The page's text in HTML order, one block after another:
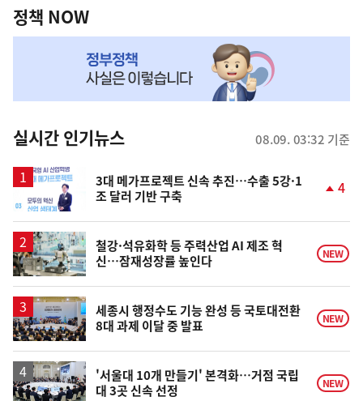
책
NOW,
뉴
스
정책 NOW
실시간 인기뉴스 08.09. 03:32 기준
3대 메가프로젝트 신속 추진…수출 5강·1
조 달러 기반 구축
상
승
4
철강·석유화학 등 주력산업 AI 제조 혁
신…잠재성장률 높인다
NEW
세종시 행정수도 기능 완성 등 국토대전환
8대 과제 이달 중 발표
NEW
'서울대 10개 만들기' 본격화…거점 국립
대 3곳 신속 선정
NEW